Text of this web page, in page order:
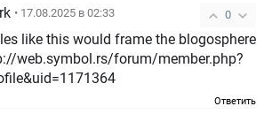
0
• 17.08.2025 в 02:33
like this would frame the blogosphere
web.symbol.rs/forum/member.php?
Ответить